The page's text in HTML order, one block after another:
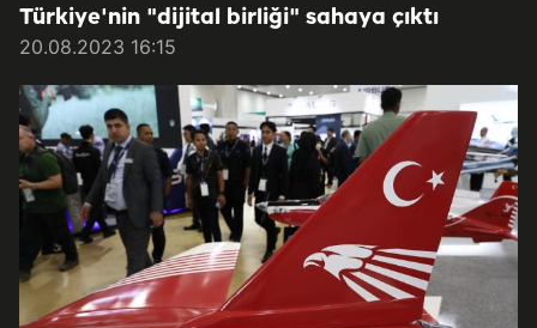
Türkiye'nin "dijital birliği" sahaya çıktı
20.08.2023 16:15